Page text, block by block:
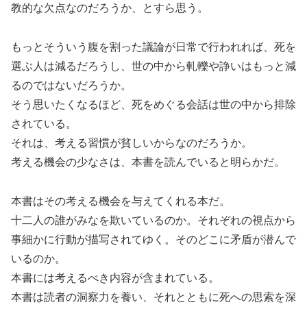
教的な欠点なのだろうか、とすら思う。
もっとそういう腹を割った議論が日常で行われれば、死を
選ぶ人は減るだろうし、世の中から軋轢や諍いはもっと減
るのではないだろうか。
そう思いたくなるほど、死をめぐる会話は世の中から排除
されている。
それは、考える習慣が貧しいからなのだろうか。
考える機会の少なさは、本書を読んでいると明らかだ。
本書はその考える機会を与えてくれる本だ。
十二人の誰がみなを欺いているのか。それぞれの視点から
事細かに行動が描写されてゆく。そのどこに矛盾が潜んで
いるのか。
本書には考えるべき内容が含まれている。
本書は読者の洞察力を養い、それとともに死への思索を深